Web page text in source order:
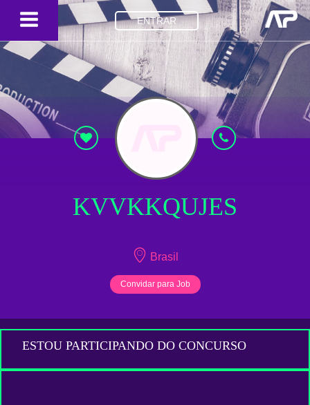
ENTRAR
KVVKKQUJES
Brasil
Convidar para Job
ESTOU PARTICIPANDO DO CONCURSO